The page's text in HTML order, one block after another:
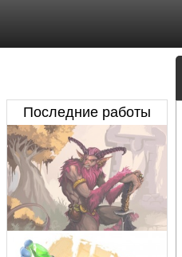
Последние работы